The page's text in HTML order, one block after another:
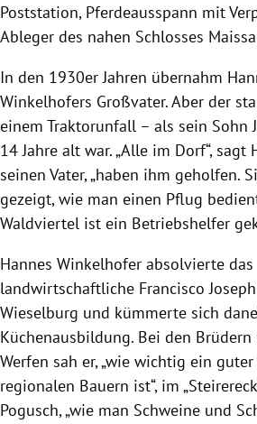
Poststation, Pferdeausspann mit
Ableger des nahen Schlosses
In den 1930er Jahren übernahm
Winkelhofers Großvater. Aber der
einem Traktorunfall – als sein Sohn
14 Jahre alt war. „Alle im Dorf“, sagt
seinen Vater, „haben ihm geholfen.
gezeigt, wie man einen Pflug
Waldviertel ist ein Betriebshelfer
Hannes Winkelhofer absolvierte das
landwirtschaftliche Francisco
Wieselburg und kümmerte sich
Küchenausbildung. Bei den Brüdern
Werfen sah er, „wie wichtig ein
regionalen Bauern ist“, im
Pogusch, „wie man Schweine und